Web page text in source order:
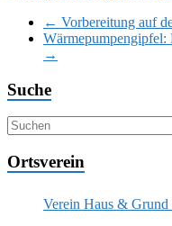
← Vorbereitung auf
Wärmepumpengipfel:
→
Suche
Ortsverein
Verein Haus & Grund